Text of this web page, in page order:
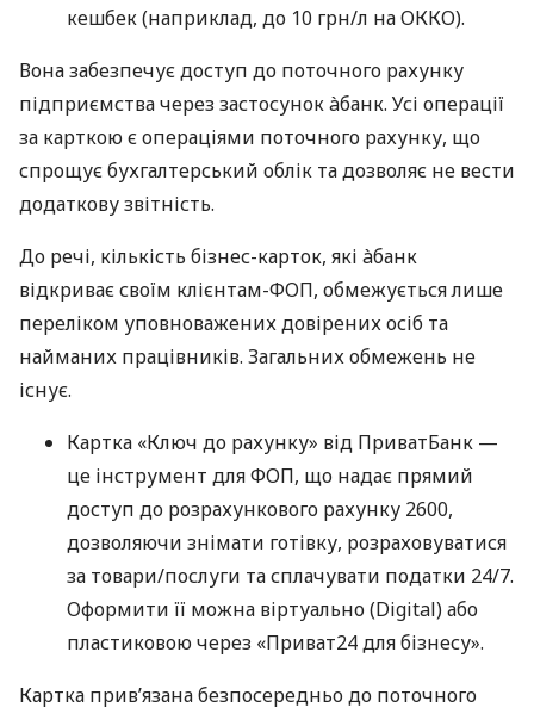
кешбек (наприклад, до 10 грн/л на ОККО).
Вона забезпечує доступ до поточного рахунку
підприємства через застосунок àбанк. Усі операції
за карткою є операціями поточного рахунку, що
спрощує бухгалтерський облік та дозволяє не вести
додаткову звітність.
До речі, кількість бізнес-карток, які àбанк
відкриває своїм клієнтам-ФОП, обмежується лише
переліком уповноважених довірених осіб та
найманих працівників. Загальних обмежень не
існує.
Картка «Ключ до рахунку» від ПриватБанк —
це інструмент для ФОП, що надає прямий
доступ до розрахункового рахунку 2600,
дозволяючи знімати готівку, розраховуватися
за товари/послуги та сплачувати податки 24/7.
Оформити її можна віртуально (Digital) або
пластиковою через «Приват24 для бізнесу».
Картка прив’язана безпосередньо до поточного